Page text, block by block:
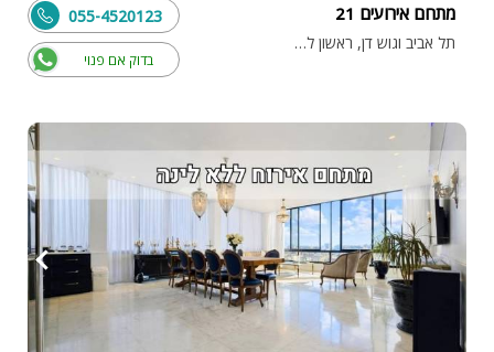
מתחם אירועים 21
תל אביב וגוש דן, ראשון לציון
בדוק אם פנוי
055-4520123